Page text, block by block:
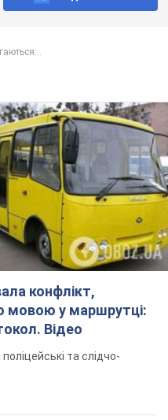
конфлікт,
мовою у маршрутці:
Відео
та слідчо-